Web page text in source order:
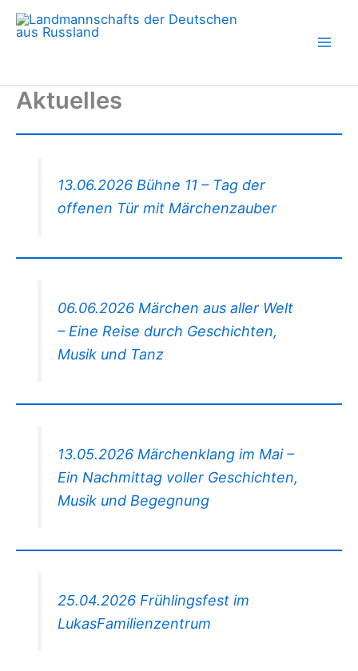
Zum
Inhalt
Aktuelles
13.06.2026 Bühne 11 – Tag der
offenen Tür mit Märchenzauber
06.06.2026 Märchen aus aller Welt
– Eine Reise durch Geschichten,
Musik und Tanz
13.05.2026 Märchenklang im Mai –
Ein Nachmittag voller Geschichten,
Musik und Begegnung
25.04.2026 Frühlingsfest im
LukasFamilienzentrum